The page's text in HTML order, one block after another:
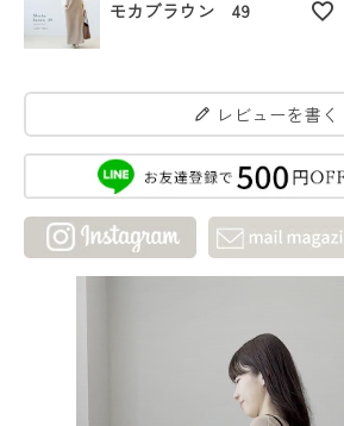
モカブラウン 49
レビューを書く